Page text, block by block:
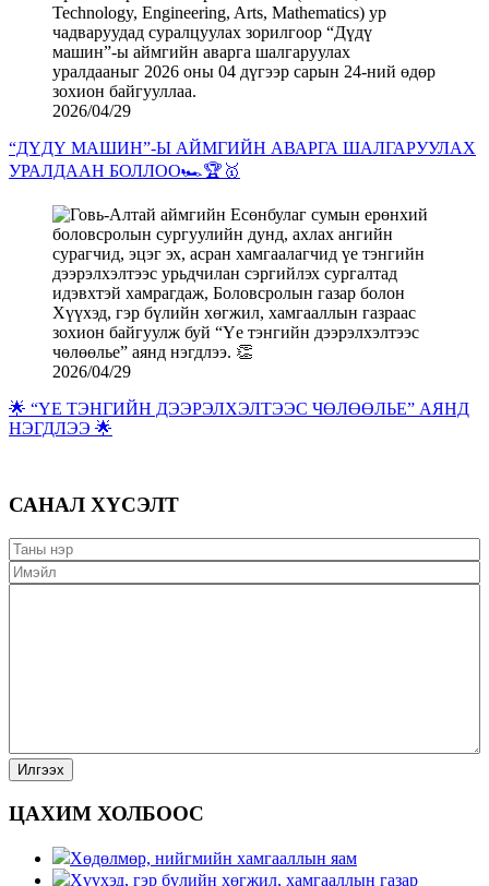
2026/04/29
“ДҮДҮ МАШИН”-Ы АЙМГИЙН АВАРГА ШАЛГАРУУЛАХ
УРАЛДААН БОЛЛОО🏎️🏆🥇
2026/04/29
🌟 “ҮЕ ТЭНГИЙН ДЭЭРЭЛХЭЛТЭЭС ЧӨЛӨӨЛЬЕ” АЯНД
НЭГДЛЭЭ 🌟
САНАЛ ХҮСЭЛТ
ЦАХИМ ХОЛБООС
Хөдөлмөр, нийгмийн хамгааллын яам
Хүүхэд, гэр бүлийн хөгжил, хамгааллын газар